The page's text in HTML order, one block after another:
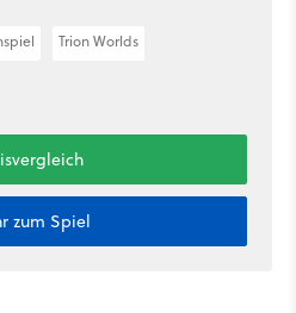
Trion Worlds
zum Spiel